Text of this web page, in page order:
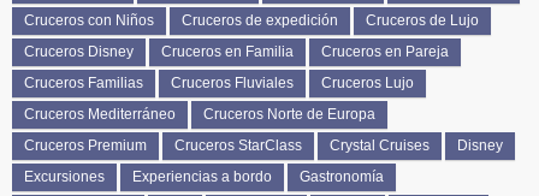
Cruceros con Niños
Cruceros de expedición
Cruceros de Lujo
Cruceros Disney
Cruceros en Familia
Cruceros en Pareja
Cruceros Familias
Cruceros Fluviales
Cruceros Lujo
Cruceros Mediterráneo
Cruceros Norte de Europa
Cruceros Premium
Cruceros StarClass Crystal Cruises
Disney
Excursiones
Experiencias a bordo
Gastronomía